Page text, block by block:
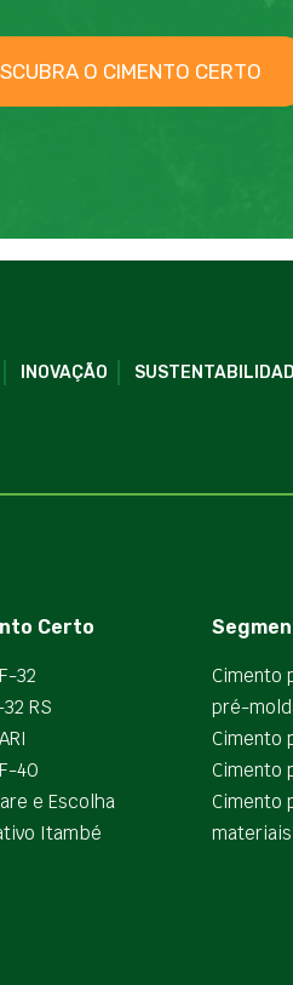
O CIMENTO CERTO
INOVAÇÃO
Certo
32
RS
40
e Escolha
Itambé
Cimento
pré-
Cimento
Cimento
Cimento